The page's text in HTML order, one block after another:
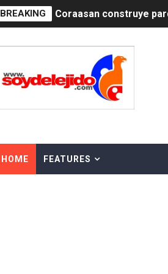
BREAKING Irán apuesta por
Precio del dólar hoy
Un derrumbe en el
HOME FEATURES